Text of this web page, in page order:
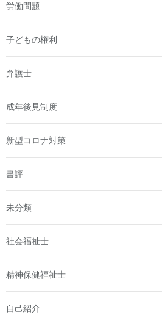
労働問題
子どもの権利
弁護士
成年後見制度
新型コロナ対策
書評
未分類
社会福祉士
精神保健福祉士
自己紹介